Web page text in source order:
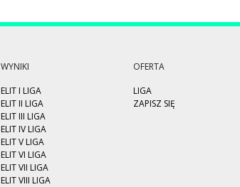
WYNIKI
ELIT I LIGA
ELIT II LIGA
ELIT III LIGA
ELIT IV LIGA
ELIT V LIGA
ELIT VI LIGA
ELIT VII LIGA
ELIT VIII LIGA
OFERTA
LIGA
ZAPISZ SIĘ